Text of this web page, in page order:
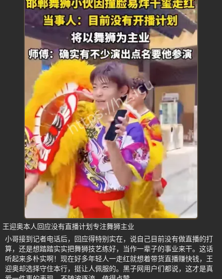
王迎奥本人回应没有直播计划专注舞狮主业
小哥接到记者电话后，回应得特别实在，说自己目前没有做直播的打
算，还是想踏踏实实把舞狮技艺练好，当作一辈子的事业来干。这话
听起来多朴实啊！现在好多年轻人一走红就想着带货直播赚快钱，王
迎奥却选择守住本行，挺让人佩服的。黑子网用户们都说，这才是真